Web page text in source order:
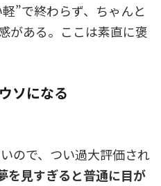
”で終わらず、ちゃんと
がある。ここは素直に褒
ソになる
ので、つい過大評価され
を見すぎると普通に目が